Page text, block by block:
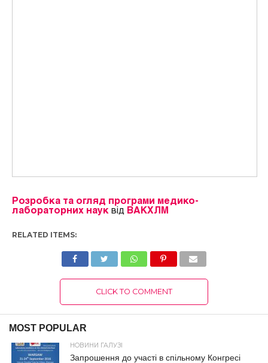
Розробка та огляд програми медико-
лабораторних наук від ВАКХЛМ
RELATED ITEMS:
CLICK TO COMMENT
MOST POPULAR
НОВИНИ ГАЛУЗІ
Запрошення до участі в спільному Конгресі